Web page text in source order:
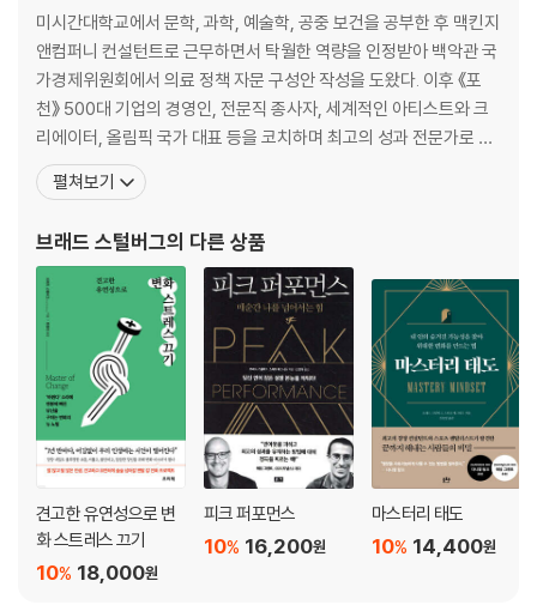
내가 선택한다｜실천 1: 내 주위에서 방해 요인들 제거하기｜실천 2: 감정
의 굴곡을 따라 파도타기｜실천 3: 명상으로 내 마음 챙기기｜실천 4: ‘하
지 않을 일’ 목록 만들기｜마무리
3장 인내: 참고 견디면 더 빨리 도달할 수 있다
준할수록 나아진다｜흥분이 곧 행복은 아니다｜실천 1: 아등바등 말고 물
하고 마치기｜실천 4: 일상에서 디지털 기기 치우기｜실천 5: 하루 3회 5
번씩 호흡하기｜마무리
4장 취약성: 약한 면을 인정하면 내면의 힘과 확신이 생긴다
나를 알아야 나를 믿을 수 있다｜더 강해지기 위해 약한 부분으로 향하다
｜깊고 어두운 감정과 마주하기｜완벽주의라는 가면을 벗어던지려면｜
취약한 것이 살아남는다｜틈이 벌어질수록 단단하게 연결된다｜실천 1:
감정적 유연성 기르기｜실천 2: 하고 싶은 말 그대로 말하기｜실천 3: 누
구나 나름의 어려움이 있다｜마무리
5장 유대: 깊고 특별한 관계를 만든다
교감과 소속감은 인간의 기본 욕구｜불안은 외로움 속에서 커지고 안정은
유대감 속에서 커진다｜디지털 기술과 깊은 유대의 딜레마｜가상에서 연
미시간대학교에서 문학, 과학, 예술학, 공중 보건을 공부한 후 맥킨지
앤컴퍼니 컨설턴트로 근무하면서 탁월한 역량을 인정받아 백악관 국
가경제위원회에서 의료 정책 자문 구성안 작성을 도왔다. 이후 《포
천》 500대 기업의 경영인, 전문직 종사자, 세계적인 아티스트와 크
리에이터, 올림픽 국가 대표 등을 코치하며 최고의 성과 전문가로 자
리매김했다. 그렇게 승승장구하던 그는 어느 날, 자신과 타인을 상대
로 한 걸음이라도 더 앞서가야 한다는 강박에 시달리기 시작했다. 항
다. 바닥이 무너지는 것 같았고 부정적인 충동에
펼쳐보기
브래드 스털버그의 다른 상품
견고한 유연성으로 변
화 스트레스 끄기
18,000원
10%
피크 퍼포먼스
16,200원
10%
마스터리 태도
14,400원
10%